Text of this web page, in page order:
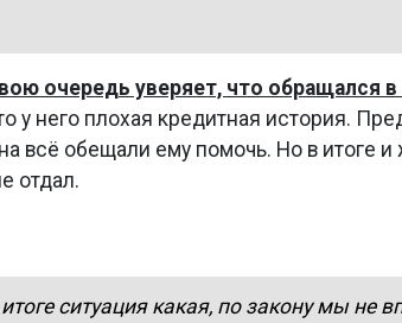
очередь уверяет, что обращался
у него плохая кредитная история.
всё обещали ему помочь. Но в итоге
отдал.
ситуация какая, по закону мы не